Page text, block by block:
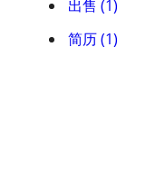
出售 (1)
简历 (1)